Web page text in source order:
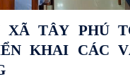
XÃ TÂY PHÚ
KHAI CÁC